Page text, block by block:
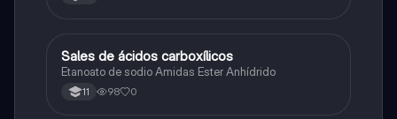
Química
Sales de ácidos carboxílicos
Etanoato de sodio Amidas Ester Anhídrido
11 98 0